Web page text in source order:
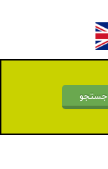
جستجو